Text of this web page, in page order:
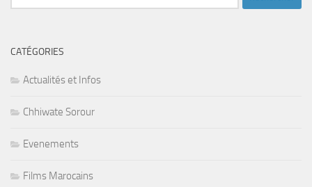
CATÉGORIES
Actualités et Infos
Chhiwate Sorour
Evenements
Films Marocains